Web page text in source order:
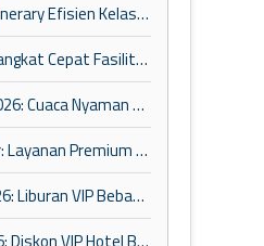
Paket Umroh 9 Hari 2026: Itinerary Efisien Kelas Bisnis
Harga Haji Furoda 2026: Berangkat Cepat Fasilitas Maktab VIP
Paket Umroh September 2026: Cuaca Nyaman Fasilitas VIP
Travel Umroh Jakarta Timur: Layanan Premium & Kepastian
Paket Umroh Plus Thaif 2026: Liburan VIP Bebas Repot